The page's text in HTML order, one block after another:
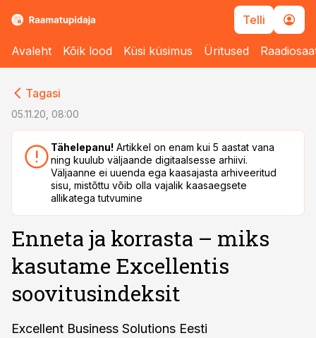
Telli
Avaleht Kõik lood Küsi küsimus Üritused
Tagasi
05.11.20, 08:00
Tähelepanu! Artikkel on enam kui 5 aastat vana
ning kuulub väljaande digitaalsesse arhiivi.
Väljaanne ei uuenda ega kaasajasta arhiveeritud
sisu, mistõttu võib olla vajalik kaasaegsete
allikatega tutvumine
Enneta ja korrasta – miks
kasutame Excellentis
soovitusindeksit
Excellent Business Solutions Eesti